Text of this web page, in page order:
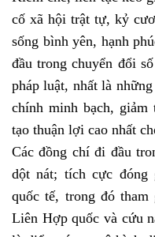
cố xã hội trật tự, kỷ
sống bình yên, hạnh
đầu trong chuyển đổi
pháp luật, nhất là
chính minh bạch, giảm
tạo thuận lợi cao nhất
Các đồng chí đi đầu
dột nát; tích cực
quốc tế, trong đó
Liên Hợp quốc và cứu